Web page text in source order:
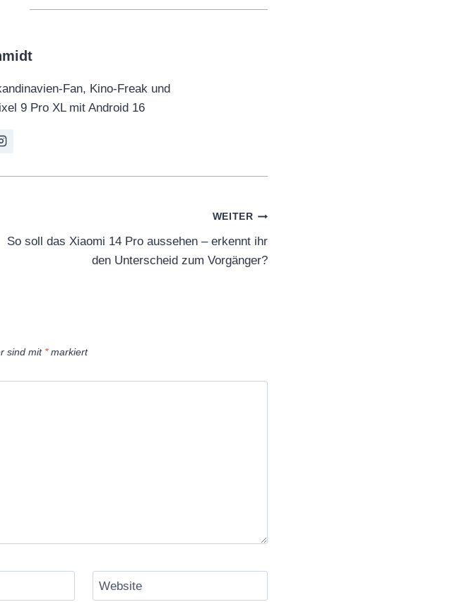
Fan, Kino-Freak und
9 Pro XL mit Android 16
WEITER
So soll das Xiaomi 14 Pro aussehen – erkennt ihr
den Unterscheid zum Vorgänger?
sind mit *markiert
Website